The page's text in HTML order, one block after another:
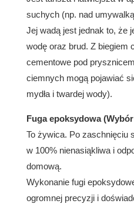
suchych (np. nad
Jej wadą jest jednak to, że
wodę oraz brud. Z biegiem
cementowe pod
ciemnych mogą pojawiać
mydła i twardej wody).
Fuga epoksydowa
To żywica. Po zaschnięciu
w 100% nienasiąkliwa i
domową.
Wykonanie fugi
ogromnej precyzji i